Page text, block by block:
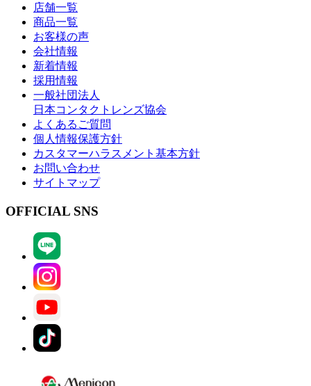
店舗一覧
商品一覧
お客様の声
会社情報
新着情報
採用情報
一般社団法人
日本コンタクトレンズ協会
よくあるご質問
個人情報保護方針
カスタマーハラスメント基本方針
お問い合わせ
サイトマップ
OFFICIAL SNS